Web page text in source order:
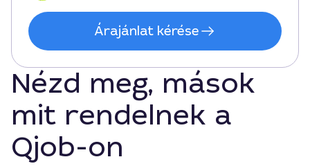
Árajánlat kérése
Nézd meg, mások
mit rendelnek a
Qjob-on